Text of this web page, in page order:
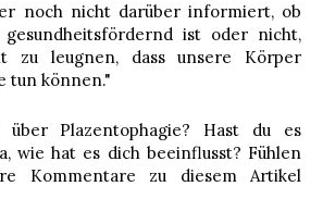
noch nicht darüber informiert, ob
gesundheitsfördernd ist oder nicht,
zu leugnen, dass unsere Körper
tun können."
über Plazentophagie? Hast du es
wie hat es dich beeinflusst? Fühlen
Kommentare zu diesem Artikel